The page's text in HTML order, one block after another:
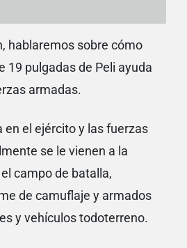
hablaremos sobre cómo
19 pulgadas de Peli ayuda
armadas.
en el ejército y las fuerzas
se le vienen a la
campo de batalla,
de camuflaje y armados
y vehículos todoterreno.